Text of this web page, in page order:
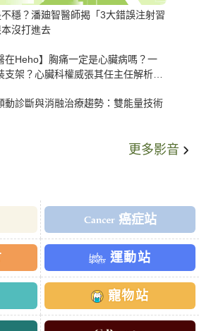
穩？潘廸智醫師揭「3大錯誤注射習
沒打進去
在Heho】胸痛一定是心臟病嗎？一
支架？心臟科權威張其任主任解析支
動診斷與消融治療趨勢：雙能量技術
更多影音
癌症站
運動站
寵物站